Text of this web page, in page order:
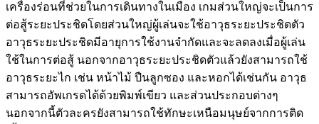
เครื่องร่อนที่ช่วยในการเดินทางในเมือง เกมส่วนใหญ่จะเป็นการ
ต่อสู้ระยะประชิดโดยส่วนใหญ่ผู้เล่นจะใช้อาวุธระยะประชิดตัว
อาวุธระยะประชิดมีอายุการใช้งานจำกัดและจะลดลงเมื่อผู้เล่น
ใช้ในการต่อสู้ นอกจากอาวุธระยะประชิดตัวแล้วยังสามารถใช้
อาวุธระยะไก เช่น หน้าไม้ ปืนลูกซอง และหอกได้เช่นกัน อาวุธ
สามารถอัพเกรดได้ด้วยพิมพ์เขียว และส่วนประกอบต่างๆ
นอกจากนี้ตัวละครยังสามารถใช้ทักษะเหนือมนุษย์จากการติด